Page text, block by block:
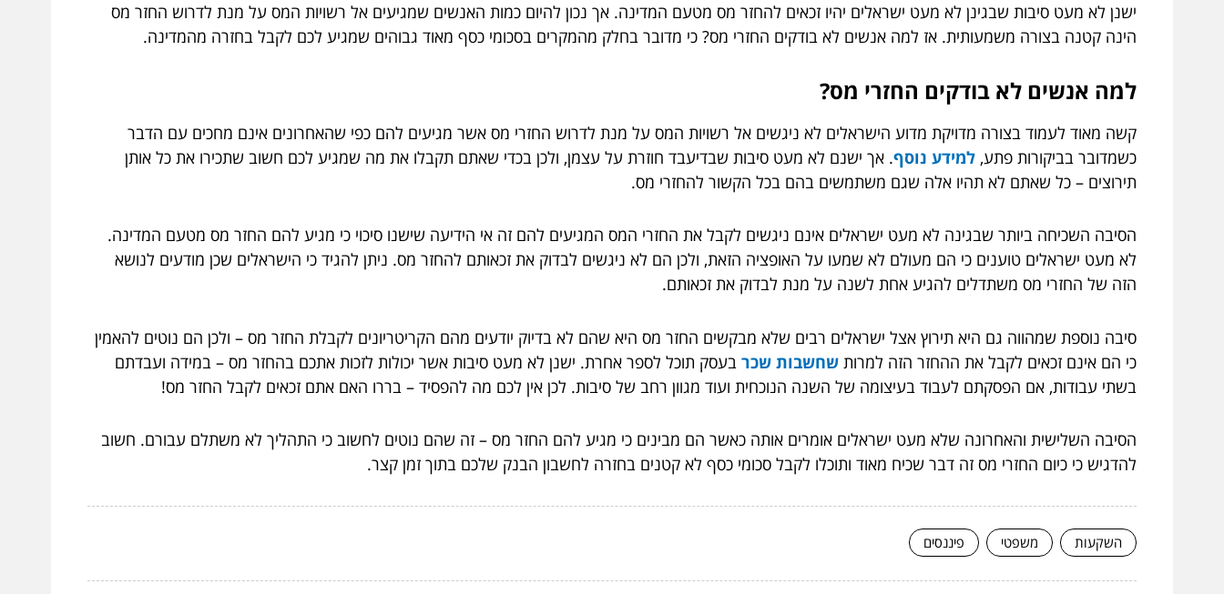
ישנן לא מעט סיבות שבגינן לא מעט ישראלים יהיו זכאים להחזר מס מטעם המדינה. אך נכון להיום כמות האנשים שמגיעים אל רשויות המס על מנת לדרוש החזר מס
הינה קטנה בצורה משמעותית. אז למה אנשים לא בודקים החזרי מס? כי מדובר בחלק מהמקרים בסכומי כסף מאוד גבוהים שמגיע לכם לקבל בחזרה מהמדינה.
למה אנשים לא בודקים החזרי מס?
קשה מאוד לעמוד בצורה מדויקת מדוע הישראלים לא ניגשים אל רשויות המס על מנת לדרוש החזרי מס אשר מגיעים להם כפי שהאחרונים אינם מחכים עם הדבר
כשמדובר בביקורות פתע, למידע נוסף. אך ישנם לא מעט סיבות שבדיעבד חוזרת על עצמן, ולכן בכדי שאתם תקבלו את מה שמגיע לכם חשוב שתכירו את כל אותן
תירוצים – כל שאתם לא תהיו אלה שגם משתמשים בהם בכל הקשור להחזרי מס.
הסיבה השכיחה ביותר שבגינה לא מעט ישראלים אינם ניגשים לקבל את החזרי המס המגיעים להם זה אי הידיעה שישנו סיכוי כי מגיע להם החזר מס מטעם המדינה.
לא מעט ישראלים טוענים כי הם מעולם לא שמעו על האופציה הזאת, ולכן הם לא ניגשים לבדוק את זכאותם להחזר מס. ניתן להגיד כי הישראלים שכן מודעים לנושא
הזה של החזרי מס משתדלים להגיע אחת לשנה על מנת לבדוק את זכאותם.
סיבה נוספת שמהווה גם היא תירוץ אצל ישראלים רבים שלא מבקשים החזר מס היא שהם לא בדיוק יודעים מהם הקריטריונים לקבלת החזר מס – ולכן הם נוטים להאמין
כי הם אינם זכאים לקבל את ההחזר הזה למרות שחשבות שכר בעסק תוכל לספר אחרת. ישנן לא מעט סיבות אשר יכולות לזכות אתכם בהחזר מס – במידה ועבדתם
בשתי עבודות, אם הפסקתם לעבוד בעיצומה של השנה הנוכחית ועוד מגוון רחב של סיבות. לכן אין לכם מה להפסיד – בררו האם אתם זכאים לקבל החזר מס!
הסיבה השלישית והאחרונה שלא מעט ישראלים אומרים אותה כאשר הם מבינים כי מגיע להם החזר מס – זה שהם נוטים לחשוב כי התהליך לא משתלם עבורם. חשוב
להדגיש כי כיום החזרי מס זה דבר שכיח מאוד ותוכלו לקבל סכומי כסף לא קטנים בחזרה לחשבון הבנק שלכם בתוך זמן קצר.
השקעות משפטי פיננסים